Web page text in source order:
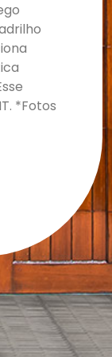
*Fotos